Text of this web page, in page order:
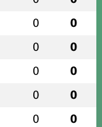
0 0
0 0
0 0
0 0
0 0